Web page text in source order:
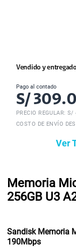
Vendido y
Pago al contado
S/
PRECIO REGULAR: S/
COSTO DE ENVÍO
Ver
Memoria
256GB U3
Sandisk Memoria
190Mbps